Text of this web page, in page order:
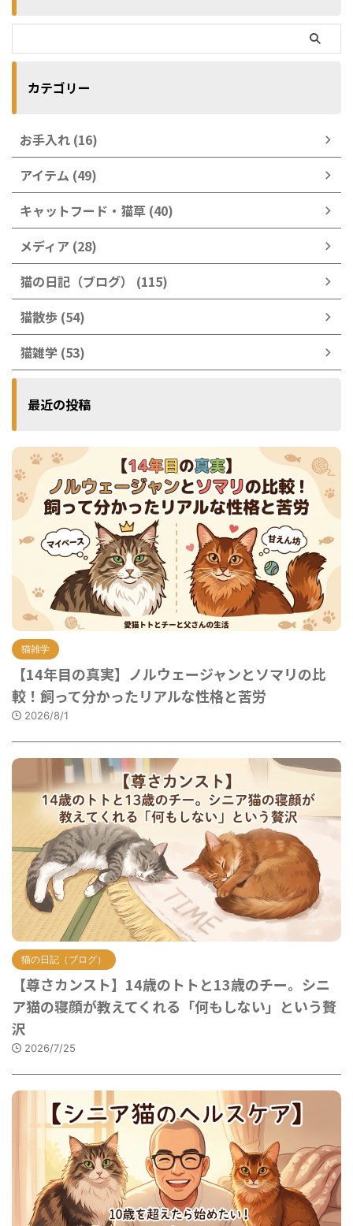
カテゴリー
お手入れ (16)
アイテム (49)
キャットフード・猫草 (40)
メディア (28)
猫の日記（ブログ） (115)
猫散歩 (54)
猫雑学 (53)
最近の投稿
猫雑学
【14年目の真実】ノルウェージャンとソマリの比
較！飼って分かったリアルな性格と苦労
2026/8/1
猫の日記（ブログ）
【尊さカンスト】14歳のトトと13歳のチー。シニ
ア猫の寝顔が教えてくれる「何もしない」という贅
沢
2026/7/25